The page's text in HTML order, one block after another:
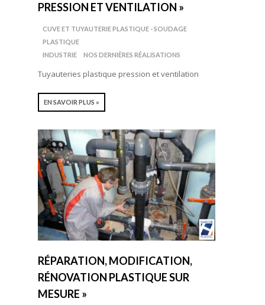
PRESSION ET VENTILATION »
CUVE ET TUYAUTERIE PLASTIQUE - SOUDAGE
PLASTIQUE
INDUSTRIE
NOS DERNIÈRES RÉALISATIONS
Tuyauteries plastique pression et ventilation
EN SAVOIR PLUS »
RÉPARATION, MODIFICATION,
RÉNOVATION PLASTIQUE SUR
MESURE »